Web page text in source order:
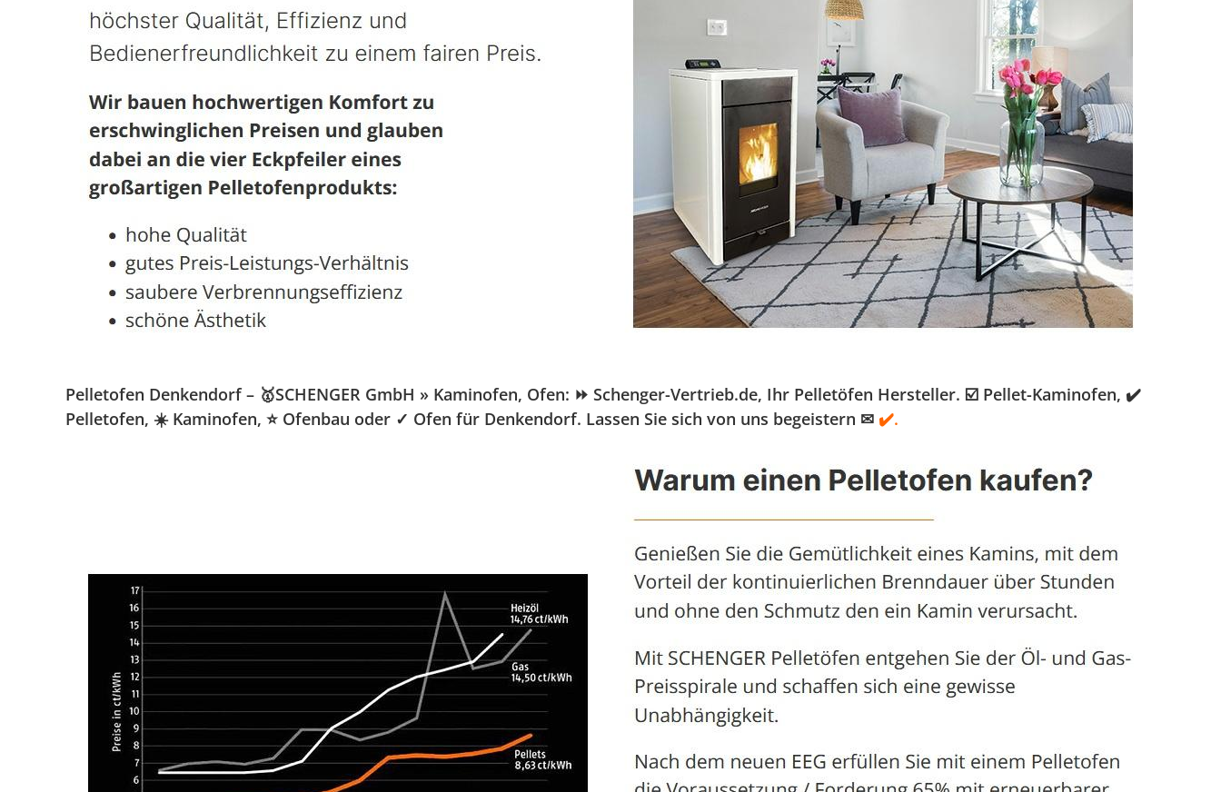
Pelletofen Denkendorf – 🥇SCHENGER GmbH » Kaminofen, Ofen: ⏩ Schenger-Vertrieb.de, Ihr Pelletöfen Hersteller. ☑️ Pellet-Kaminofen, ✔️
Pelletofen, ☀️ Kaminofen, ⭐ Ofenbau oder ✓ Ofen für Denkendorf. Lassen Sie sich von uns begeistern ✉ ✔️.